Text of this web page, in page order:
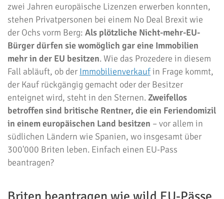
zwei Jahren europäische Lizenzen erwerben konnten,
stehen Privatpersonen bei einem No Deal Brexit wie
der Ochs vorm Berg: Als plötzliche Nicht-mehr-EU-
Bürger dürfen sie womöglich gar eine Immobilien
mehr in der EU besitzen. Wie das Prozedere in diesem
Fall abläuft, ob der Immobilienverkaufin Frage kommt,
der Kauf rückgängig gemacht oder der Besitzer
enteignet wird, steht in den Sternen.Zweifellos
betroffen sind britische Rentner, die ein Feriendomizil
in einem europäischen Land besitzen – vor allem in
südlichen Ländern wie Spanien, wo insgesamt über
300'000 Briten leben. Einfach einen EU-Pass
beantragen?